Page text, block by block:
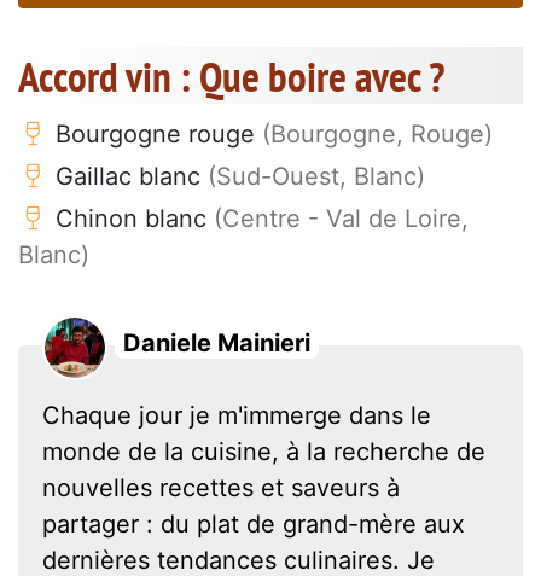
Accord vin : Que boire avec ?
Bourgogne rouge (Bourgogne, Rouge)
Gaillac blanc (Sud-Ouest, Blanc)
Chinon blanc (Centre - Val de Loire,
Blanc)
Daniele Mainieri
Chaque jour je m'immerge dans le
monde de la cuisine, à la recherche de
nouvelles recettes et saveurs à
partager : du plat de grand-mère aux
dernières tendances culinaires. Je